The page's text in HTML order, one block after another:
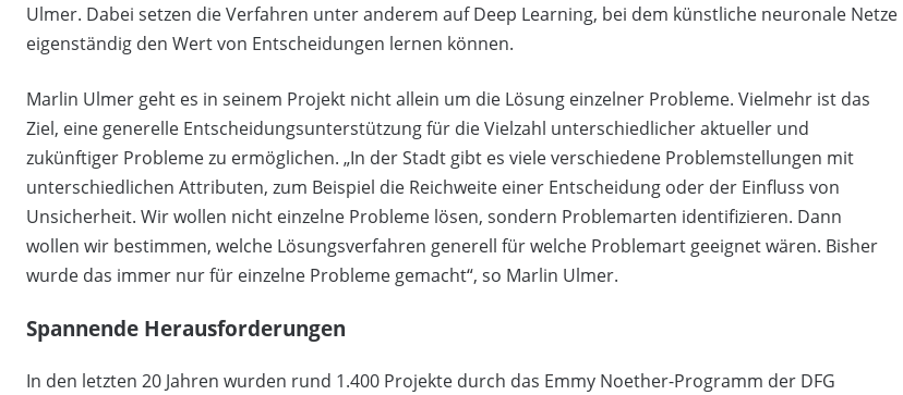
Ulmer. Dabei setzen die Verfahren unter anderem auf Deep Learning, bei dem künstliche neuronale Netze
eigenständig den Wert von Entscheidungen lernen können.
Marlin Ulmer geht es in seinem Projekt nicht allein um die Lösung einzelner Probleme. Vielmehr ist das
Ziel, eine generelle Entscheidungsunterstützung für die Vielzahl unterschiedlicher aktueller und
zukünftiger Probleme zu ermöglichen. „In der Stadt gibt es viele verschiedene Problemstellungen mit
unterschiedlichen Attributen, zum Beispiel die Reichweite einer Entscheidung oder der Einfluss von
Unsicherheit. Wir wollen nicht einzelne Probleme lösen, sondern Problemarten identifizieren. Dann
wollen wir bestimmen, welche Lösungsverfahren generell für welche Problemart geeignet wären. Bisher
wurde das immer nur für einzelne Probleme gemacht“, so Marlin Ulmer.
Spannende Herausforderungen
In den letzten 20 Jahren wurden rund 1.400 Projekte durch das Emmy Noether-Programm der DFG